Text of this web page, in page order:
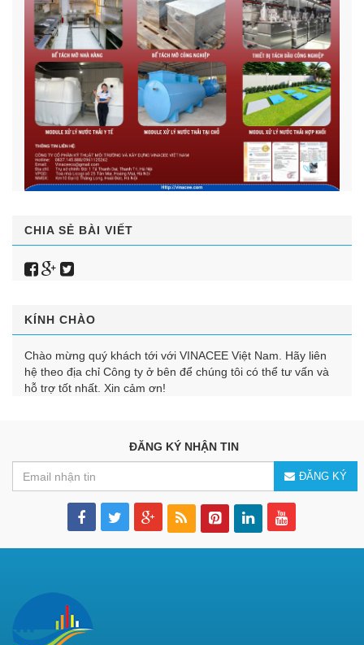
CHIA SẺ BÀI VIẾT
KÍNH CHÀO
Chào mừng quý khách tới với VINACEE Việt Nam. Hãy liên
hệ theo địa chỉ Công ty ở bên để chúng tôi có thể tư vấn và
hỗ trợ tốt nhất. Xin cảm ơn!
ĐĂNG KÝ NHẬN TIN
ĐĂNG KÝ